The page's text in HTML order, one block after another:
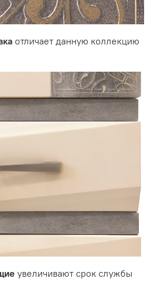
Торговая марка DaVita
отличает данную коллекцию
увеличивают срок службы